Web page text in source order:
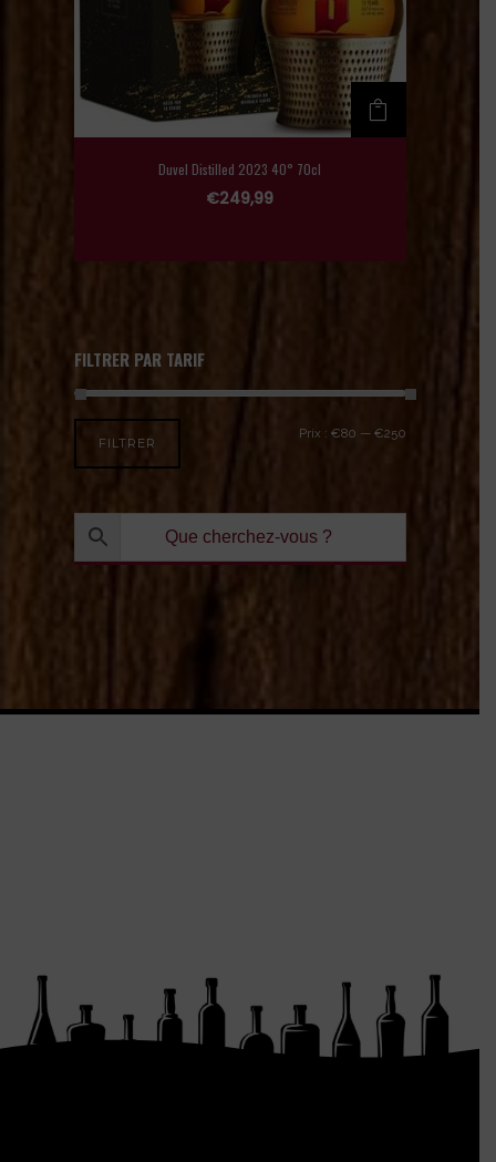
Duvel Distilled 2023 40° 70cl
€249,99
FILTRER PAR TARIF
FILTRER
Prix : €80 — €250